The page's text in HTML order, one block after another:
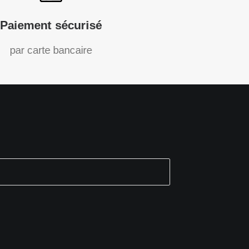
Paiement sécurisé
par carte bancaire